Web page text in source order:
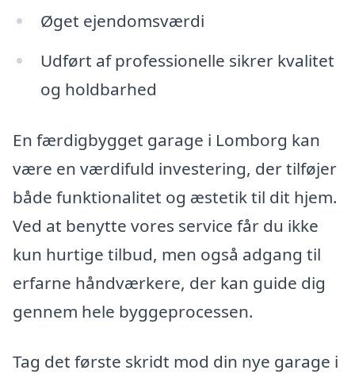
Øget ejendomsværdi
Udført af professionelle sikrer kvalitet
og holdbarhed
En færdigbygget garage i Lomborg kan
være en værdifuld investering, der tilføjer
både funktionalitet og æstetik til dit hjem.
Ved at benytte vores service får du ikke
kun hurtige tilbud, men også adgang til
erfarne håndværkere, der kan guide dig
gennem hele byggeprocessen.
Tag det første skridt mod din nye garage i